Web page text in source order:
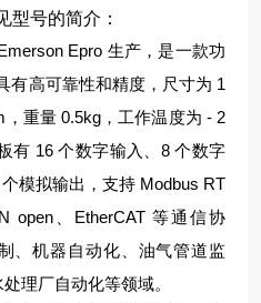
型号的简介：
Epro 生产，是一款功
有高可靠性和精度，尺寸为 1
重量 0.5kg，工作温度为 - 2
有 16 个数字输入、8 个数字
模拟输出，支持 Modbus RT
open、EtherCAT 等通信协
、机器自动化、油气管道监
理厂自动化等领域。